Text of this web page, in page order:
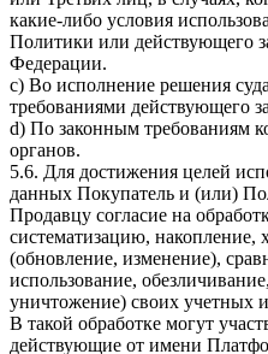
какие-либо условия
Политики или действующего
Федерации.
c) Во исполнение решения
требованиями действующего
d) По законным требованиям
органов.
5.6. Для достижения целей
данных Покупатель и (или)
Продавцу согласие на
систематизацию, накопление,
(обновление, изменение),
использование,
уничтожение) своих учетных
В такой обработке могут
действующие от имени